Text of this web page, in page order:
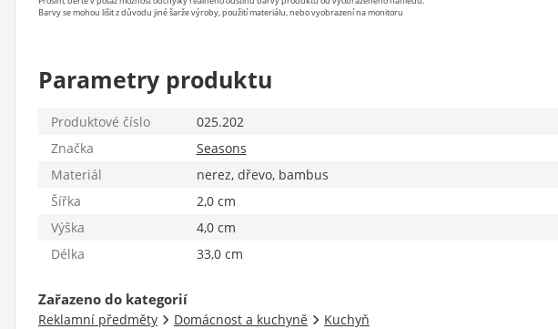
Barvy se mohou lišit z důvodu jiné šarže výroby, použití materiálu, nebo vyobrazení na monitoru
Parametry produktu
Produktové číslo
025.202
Značka
Seasons
Materiál
nerez, dřevo, bambus
Šířka
2,0 cm
Výška
4,0 cm
Délka
33,0 cm
Zařazeno do kategorií
Reklamní předměty Domácnost a kuchyně Kuchyň